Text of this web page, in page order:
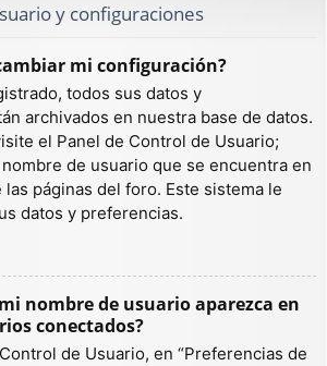
y configuraciones
mi configuración?
todos sus datos y
archivados en nuestra base de datos.
el Panel de Control de Usuario;
de usuario que se encuentra en
páginas del foro. Este sistema le
datos y preferencias.
nombre de usuario aparezca en
conectados?
de Usuario, en “Preferencias de